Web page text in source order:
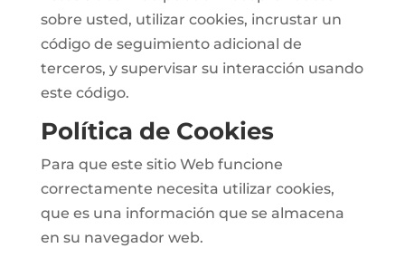
sobre usted, utilizar cookies, incrustar un
código de seguimiento adicional de
terceros, y supervisar su interacción usando
este código.
Política de Cookies
Para que este sitio Web funcione
correctamente necesita utilizar cookies,
que es una información que se almacena
en su navegador web.